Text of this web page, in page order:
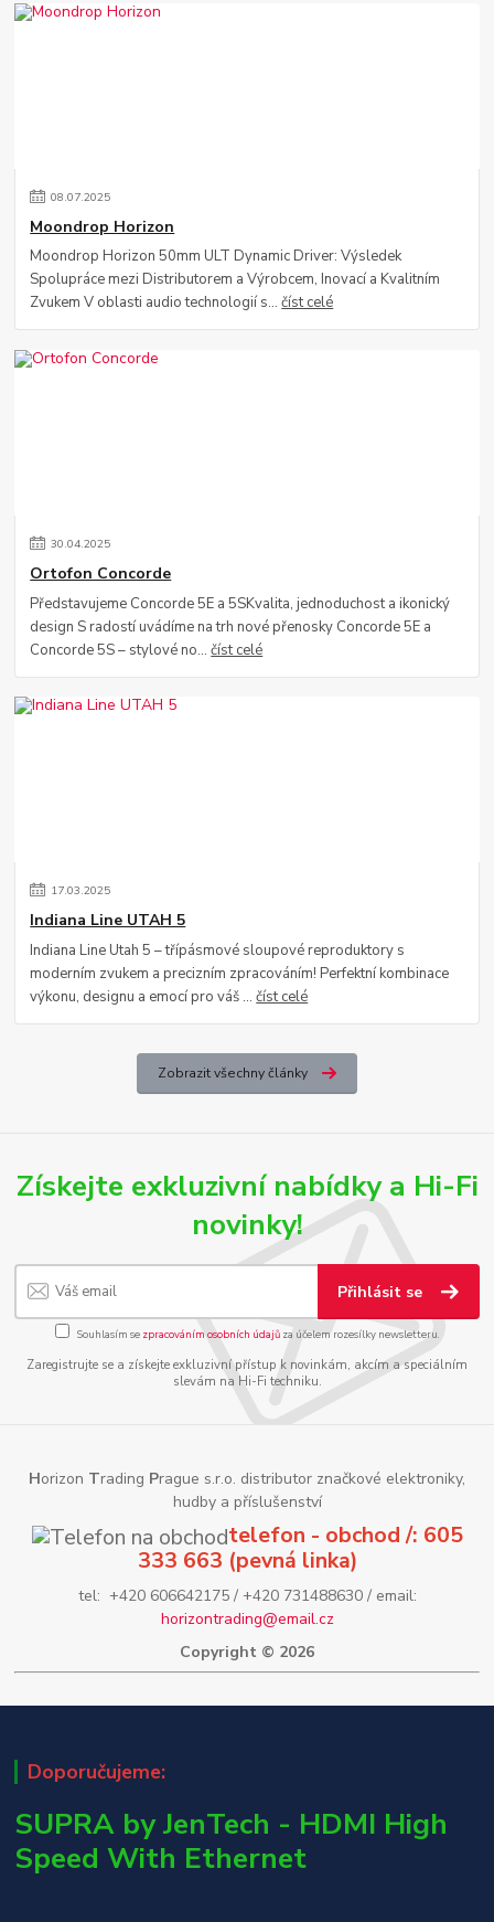
08.07.2025
Moondrop Horizon
Moondrop Horizon 50mm ULT Dynamic Driver: Výsledek
Spolupráce mezi Distributorem a Výrobcem, Inovací a Kvalitním
Zvukem V oblasti audio technologií s...číst celé
30.04.2025
Ortofon Concorde
Představujeme Concorde 5E a 5SKvalita, jednoduchost a ikonický
design S radostí uvádíme na trh nové přenosky Concorde 5E a
Concorde 5S – stylové no...číst celé
17.03.2025
Indiana Line UTAH 5
Indiana Line Utah 5 – třípásmové sloupové reproduktory s
moderním zvukem a precizním zpracováním! Perfektní kombinace
výkonu, designu a emocí pro váš ...číst celé
Zobrazit všechny články
Získejte exkluzivní nabídky a Hi-Fi
novinky!
Přihlásit se
Souhlasím se zpracováním osobních údajůza účelem rozesílky newsletteru.
Zaregistrujte se a získejte exkluzivní přístup k novinkám, akcím a speciálním
slevám na Hi-Fi techniku.
Horizon Trading Prague s.r.o. distributor značkové elektroniky,
hudby a příslušenství
telefon - obchod /: 605
333 663 (pevná linka)
tel: +420 606642175 / +420 731488630 / email:
horizontrading@email.cz
Copyright © 2026
Doporučujeme:
SUPRA by JenTech - HDMI High
Speed With Ethernet